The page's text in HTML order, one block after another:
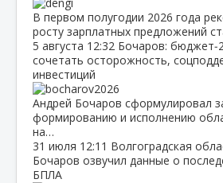
В первом полугодии 2026 года
росту зарплатных предложений
5 августа 12:32 Бочаров:
сочетать осторожность,
инвестиций
Андрей Бочаров сформулировал
формированию и исполнению
на…
31 июля 12:11 Волгоградская
Бочаров озвучил данные о
БПЛА